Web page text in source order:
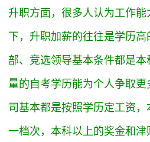
升职方面，很多人认为工作
下，升职加薪的往往是学历
部、竞选领导基本条件都是
量的自考学历能为个人争取
司基本都是按照学历定工资
一档次，本科以上的奖金和津